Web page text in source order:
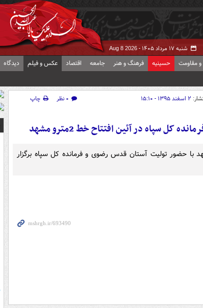
شنبه ۱۷ مرداد ۱۴۰۵ - Aug 8 2026
و مقاومت حسینیه فرهنگ و هنر جامعه اقتصاد عکس و فیلم دیدگاه
۲ اسفند ۱۳۹۵ - ۱۵:۱۰ ۰ نظر
چاپ
کل سپاه در آئین افتتاح خط 2مترو مشهد
مشهد با حضور توليت آستان قدس رضوی و فرمانده کل سپاه برگزار